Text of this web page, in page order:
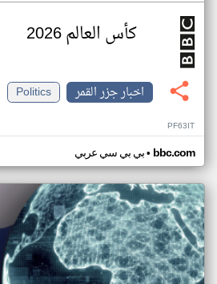
كأس العالم 2026
اخبار جزر القمر
Politics
PF63IT
بي بي سي عربي• bbc.com